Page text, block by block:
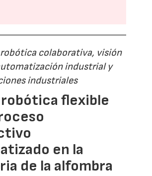
robótica colaborativa, visión
industrial y
industriales
robótica flexible
en la
de la alfombra